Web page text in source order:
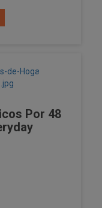
Por 48